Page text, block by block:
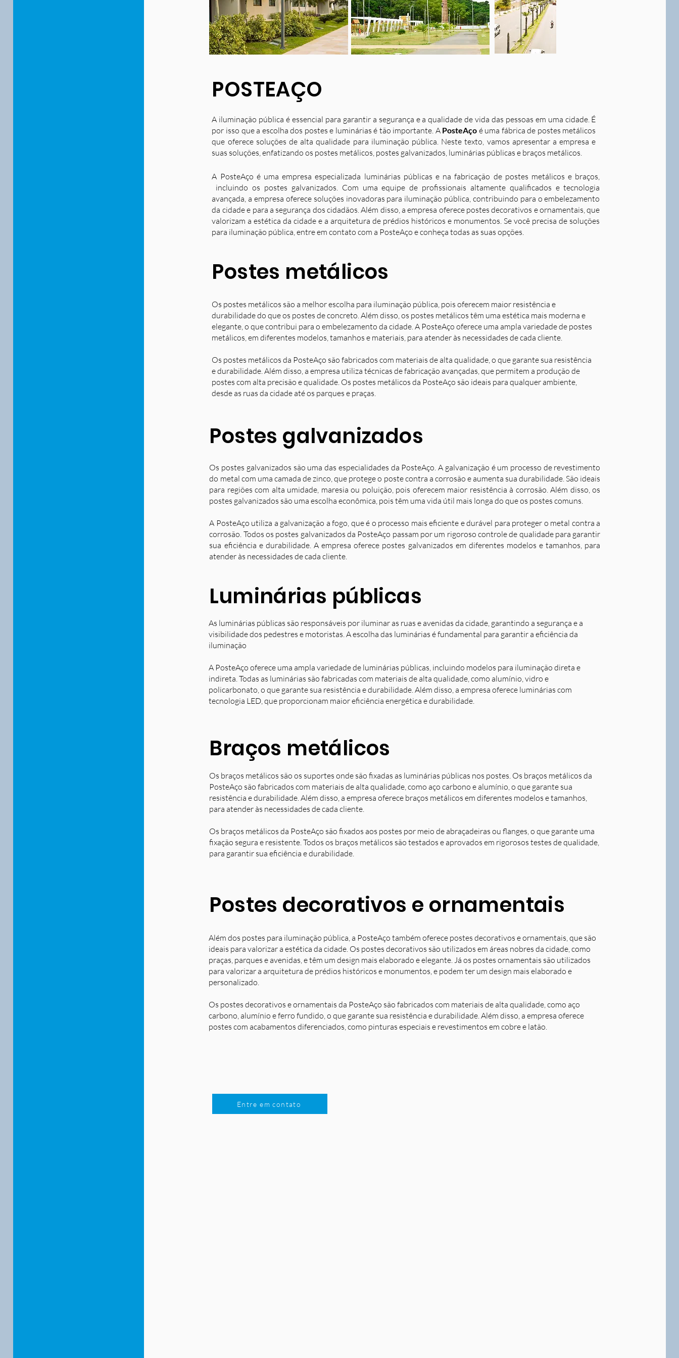
POSTEAÇO
A iluminação pública é essencial para garantir a segurança e a qualidade de vida das pessoas em uma cidade. É
por isso que a escolha dos postes e luminárias é tão importante. A PosteAço é uma fábrica de postes metálicos
que oferece soluções de alta qualidade para iluminação pública. Neste texto, vamos apresentar a empresa e
suas soluções, enfatizando os postes metálicos, postes galvanizados, luminárias públicas e braços metálicos.
A PosteAço é uma empresa especializada luminárias públicas e na fabricação de postes metálicos e braços,
incluindo os postes galvanizados. Com uma equipe de profissionais altamente qualificados e tecnologia
avançada, a empresa oferece soluções inovadoras para iluminação pública, contribuindo para o embelezamento
da cidade e para a segurança dos cidadãos. Além disso, a empresa oferece postes decorativos e ornamentais, que
valorizam a estética da cidade e a arquitetura de prédios históricos e monumentos. Se você precisa de soluções
para iluminação pública, entre em contato com a PosteAço e conheça todas as suas opções.
Postes metálicos
Os postes metálicos são a melhor escolha para iluminação pública, pois oferecem maior resistência e
durabilidade do que os postes de concreto. Além disso, os postes metálicos têm uma estética mais moderna e
elegante, o que contribui para o embelezamento da cidade. A PosteAço oferece uma ampla variedade de postes
metálicos, em diferentes modelos, tamanhos e materiais, para atender às necessidades de cada cliente.
Os postes metálicos da PosteAço são fabricados com materiais de alta qualidade, o que garante sua resistência
e durabilidade. Além disso, a empresa utiliza técnicas de fabricação avançadas, que permitem a produção de
postes com alta precisão e qualidade. Os postes metálicos da PosteAço são ideais para qualquer ambiente,
desde as ruas da cidade até os parques e praças.
Postes galvanizados
Os postes galvanizados são uma das especialidades da PosteAço. A galvanização é um processo de revestimento
do metal com uma camada de zinco, que protege o poste contra a corrosão e aumenta sua durabilidade. São ideais
para regiões com alta umidade, maresia ou poluição, pois oferecem maior resistência à corrosão. Além disso, os
postes galvanizados são uma escolha econômica, pois têm uma vida útil mais longa do que os postes comuns.
A PosteAço utiliza a galvanização a fogo, que é o processo mais eficiente e durável para proteger o metal contra a
corrosão. Todos os postes galvanizados da PosteAço passam por um rigoroso controle de qualidade para garantir
sua eficiência e durabilidade. A empresa oferece postes galvanizados em diferentes modelos e tamanhos, para
atender às necessidades de cada cliente.
Luminárias públicas
As luminárias públicas são responsáveis por iluminar as ruas e avenidas da cidade, garantindo a segurança e a
visibilidade dos pedestres e motoristas. A escolha das luminárias é fundamental para garantir a eficiência da
iluminação
A PosteAço oferece uma ampla variedade de luminárias públicas, incluindo modelos para iluminação direta e
indireta. Todas as luminárias são fabricadas com materiais de alta qualidade, como alumínio, vidro e
policarbonato, o que garante sua resistência e durabilidade. Além disso, a empresa oferece luminárias com
tecnologia LED, que proporcionam maior eficiência energética e durabilidade.
Braços metálicos
Os braços metálicos são os suportes onde são fixadas as luminárias públicas nos postes. Os braços metálicos da
PosteAço são fabricados com materiais de alta qualidade, como aço carbono e alumínio, o que garante sua
resistência e durabilidade. Além disso, a empresa oferece braços metálicos em diferentes modelos e tamanhos,
para atender às necessidades de cada cliente.
Os braços metálicos da PosteAço são fixados aos postes por meio de abraçadeiras ou flanges, o que garante uma
fixação segura e resistente. Todos os braços metálicos são testados e aprovados em rigorosos testes de qualidade,
para garantir sua eficiência e durabilidade.
Postes decorativos e ornamentais
Além dos postes para iluminação pública, a PosteAço também oferece postes decorativos e ornamentais, que são
ideais para valorizar a estética da cidade. Os postes decorativos são utilizados em áreas nobres da cidade, como
praças, parques e avenidas, e têm um design mais elaborado e elegante. Já os postes ornamentais são utilizados
para valorizar a arquitetura de prédios históricos e monumentos, e podem ter um design mais elaborado e
personalizado.
Os postes decorativos e ornamentais da PosteAço são fabricados com materiais de alta qualidade, como aço
carbono, alumínio e ferro fundido, o que garante sua resistência e durabilidade. Além disso, a empresa oferece
postes com acabamentos diferenciados, como pinturas especiais e revestimentos em cobre e latão.
Entre em contato